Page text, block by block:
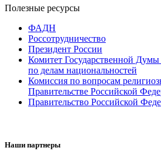
Полезные ресурсы
ФАДН
Россотрудничество
Президент России
Комитет Государственной
по делам национальностей
Комиссия по вопросам
Правительстве Российской
Правительство Российской
Наши партнеры